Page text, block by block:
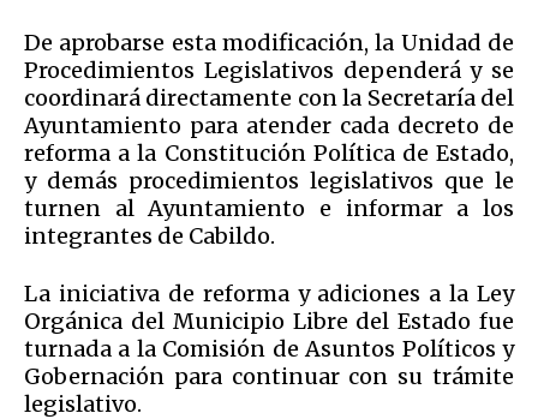
De aprobarse esta modificación, la Unidad de
Procedimientos Legislativos dependerá y se
coordinará directamente con la Secretaría del
Ayuntamiento para atender cada decreto de
reforma a la Constitución Política de Estado,
y demás procedimientos legislativos que le
turnen al Ayuntamiento e informar a los
integrantes de Cabildo.
La iniciativa de reforma y adiciones a la Ley
Orgánica del Municipio Libre del Estado fue
turnada a la Comisión de Asuntos Políticos y
Gobernación para continuar con su trámite
legislativo.